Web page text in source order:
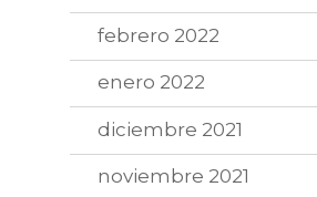
febrero 2022
enero 2022
diciembre 2021
noviembre 2021